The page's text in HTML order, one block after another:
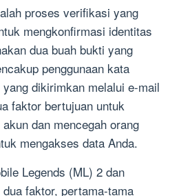
proses verifikasi yang
mengkonfirmasi identitas
dua buah bukti yang
penggunaan kata
dikirimkan melalui e-mail
faktor bertujuan untuk
dan mencegah orang
mengakses data Anda.
Legends (ML) 2 dan
faktor, pertama-tama